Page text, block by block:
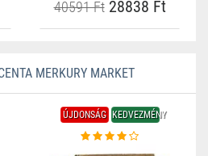
40591 Ft28838 Ft
MERKURY MARKET
ÚJDONSÁG KEDVEZMÉNY